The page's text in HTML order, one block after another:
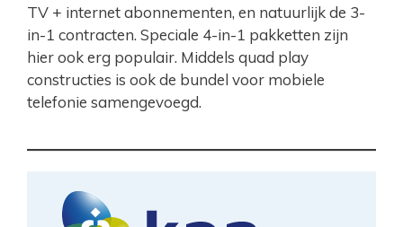
TV + internet abonnementen, en natuurlijk de 3-
in-1 contracten. Speciale 4-in-1 pakketten zijn
hier ook erg populair. Middels quad play
constructies is ook de bundel voor mobiele
telefonie samengevoegd.